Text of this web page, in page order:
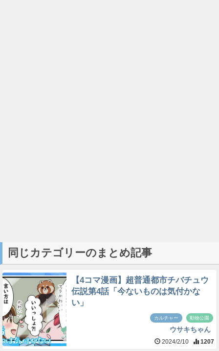
同じカテゴリーのまとめ記事
【4コマ漫画】超普通都市チバチュウ
伝説第4話「今ないものは気付かな
い」
カルチャー 動物公園
ウサキちゃん
2024/2/10 1207